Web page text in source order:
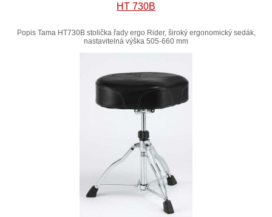
HT 730B
Popis Tama HT730B stolička řady ergo Rider, široký ergonomický sedák,
nastavitelná výška 505-660 mm